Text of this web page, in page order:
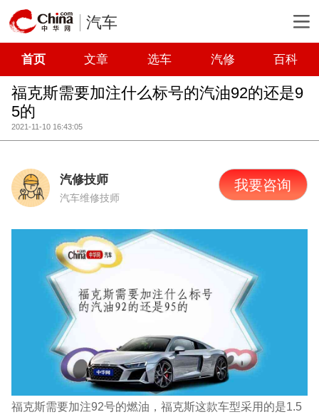
汽车
首页 文章 选车 汽修 百科
福克斯需要加注什么标号的汽油92的还是9
5的
2021-11-10 16:43:05
汽修技师
汽车维修技师
我要咨询
福克斯需要加注92号的燃油，福克斯这款车型采用的是1.5